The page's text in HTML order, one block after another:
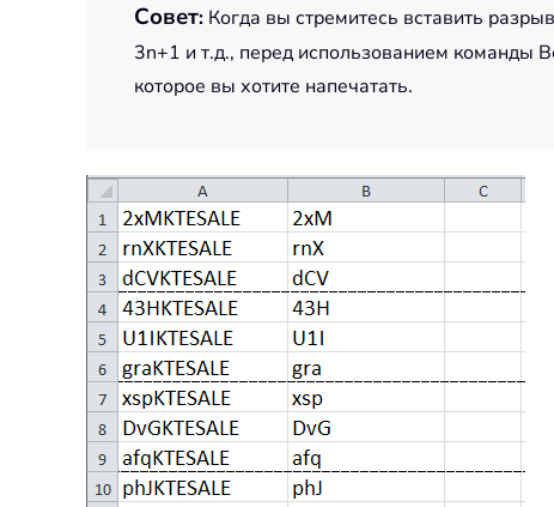
Совет: Когда вы стремитесь вставить
3n+1 и т.д., перед использованием команды
которое вы хотите напечатать.